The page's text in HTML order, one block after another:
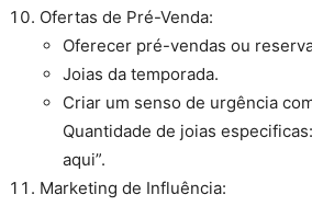
Ofertas de Pré-Venda:
Oferecer pré-vendas ou
Joias da temporada.
Criar um senso de urgência
Quantidade de joias
aqui”.
Marketing de Influência: